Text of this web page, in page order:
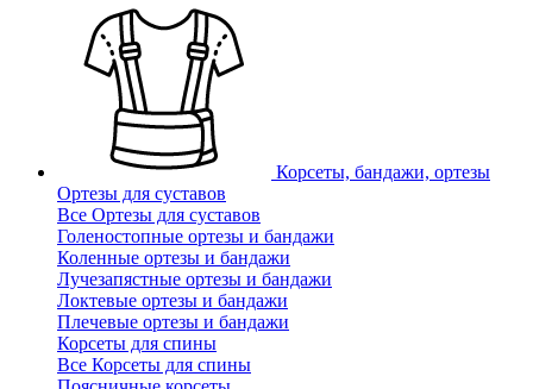
Корсеты, бандажи, ортезы
Ортезы для суставов
Все Ортезы для суставов
Голеностопные ортезы и бандажи
Коленные ортезы и бандажи
Лучезапястные ортезы и бандажи
Локтевые ортезы и бандажи
Плечевые ортезы и бандажи
Корсеты для спины
Все Корсеты для спины